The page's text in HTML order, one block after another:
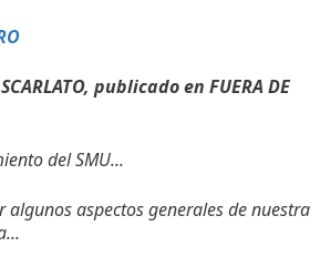
publicado en FUERA DE
del SMU...
algunos aspectos generales de nuestra